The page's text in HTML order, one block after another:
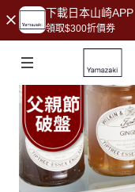
下載日本山崎APP
領取$300折價券